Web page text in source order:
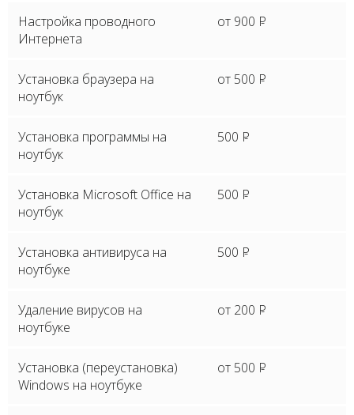
Настройка проводного
Интернета
от 900 P
Установка браузера на
ноутбук
от 500 P
Установка программы на
ноутбук
500 P
Установка Microsoft Office на
ноутбук
500 P
Установка антивируса на
ноутбуке
500 P
Удаление вирусов на
ноутбуке
от 200 P
Установка (переустановка)
Windows на ноутбуке
от 500 P